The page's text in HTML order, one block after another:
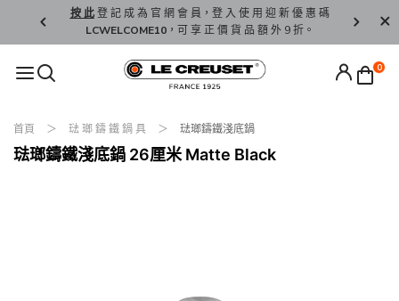
按 此登 記 成 為 官 網 會 員，登 入 使 用 迎 新 優 惠 碼
LCWELCOME10，可 享 正 價 貨 品 額 外 9 折。
香 港 / 澳
0
首頁 琺 瑯 鑄 鐵 鍋 具 琺瑯鑄鐵淺底鍋
琺瑯鑄鐵淺底鍋 26厘米 Matte Black